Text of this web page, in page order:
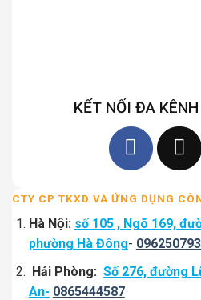
KẾT NỐI ĐA
CTY CP TKXD VÀ ỨNG DỤNG
Hà Nội: số 105 , Ngõ 169,
phường Hà Đông-
Hải Phòng: Số 276, đường
An- 0865444587